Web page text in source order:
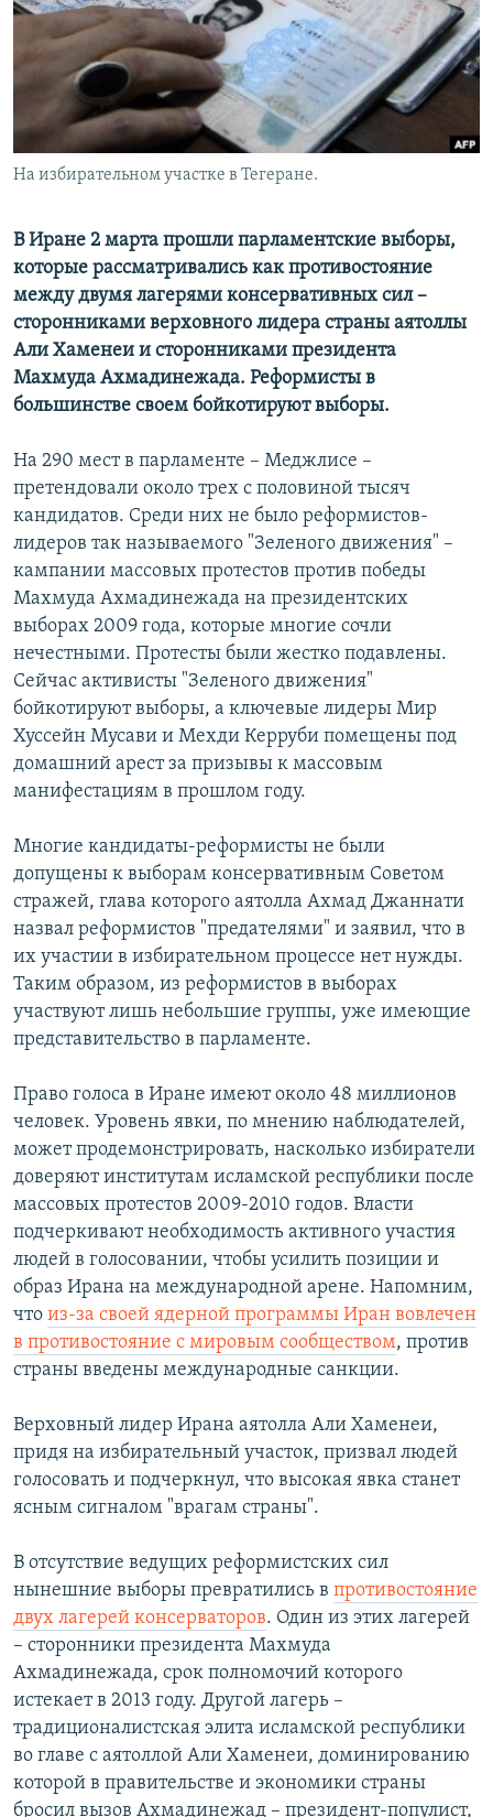
РАСПИСАНИЕ ВЕЩАНИЯ
ПОДПИШИТЕСЬ НА РАССЫЛКУ
СОЦИАЛЬНЫЕ СЕТИ
Все сайты РСЕ/РС
На избирательном участке в Тегеране.
В Иране 2 марта прошли парламентские выборы,
которые рассматривались как противостояние
между двумя лагерями консервативных сил –
сторонниками верховного лидера страны аятоллы
Али Хаменеи и сторонниками президента
Махмуда Ахмадинежада. Реформисты в
большинстве своем бойкотируют выборы.
На 290 мест в парламенте – Меджлисе –
претендовали около трех с половиной тысяч
кандидатов. Среди них не было реформистов-
лидеров так называемого "Зеленого движения" –
кампании массовых протестов против победы
Махмуда Ахмадинежада на президентских
выборах 2009 года, которые многие сочли
нечестными. Протесты были жестко подавлены.
Сейчас активисты "Зеленого движения"
бойкотируют выборы, а ключевые лидеры Мир
Хуссейн Мусави и Мехди Керруби помещены под
домашний арест за призывы к массовым
манифестациям в прошлом году.
Многие кандидаты-реформисты не были
допущены к выборам консервативным Советом
стражей, глава которого аятолла Ахмад Джаннати
назвал реформистов "предателями" и заявил, что в
их участии в избирательном процессе нет нужды.
Таким образом, из реформистов в выборах
участвуют лишь небольшие группы, уже имеющие
представительство в парламенте.
Право голоса в Иране имеют около 48 миллионов
человек. Уровень явки, по мнению наблюдателей,
может продемонстрировать, насколько избиратели
доверяют институтам исламской республики после
массовых протестов 2009-2010 годов. Власти
подчеркивают необходимость активного участия
людей в голосовании, чтобы усилить позиции и
образ Ирана на международной арене. Напомним,
что из-за своей ядерной программы Иран вовлечен
в противостояние с мировым сообществом, против
страны введены международные санкции.
Верховный лидер Ирана аятолла Али Хаменеи,
придя на избирательный участок, призвал людей
голосовать и подчеркнул, что высокая явка станет
ясным сигналом "врагам страны".
В отсутствие ведущих реформистских сил
нынешние выборы превратились в противостояние
двух лагерей консерваторов. Один из этих лагерей
– сторонники президента Махмуда
Ахмадинежада, срок полномочий которого
истекает в 2013 году. Другой лагерь –
традиционалистская элита исламской республики
во главе с аятоллой Али Хаменеи, доминированию
которой в правительстве и экономики страны
бросил вызов Ахмадинежад – президент-популист,